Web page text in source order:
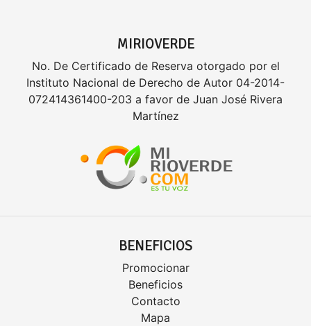
MIRIOVERDE
No. De Certificado de Reserva otorgado por el
Instituto Nacional de Derecho de Autor 04-2014-
072414361400-203 a favor de Juan José Rivera
Martínez
BENEFICIOS
Promocionar
Beneficios
Contacto
Mapa